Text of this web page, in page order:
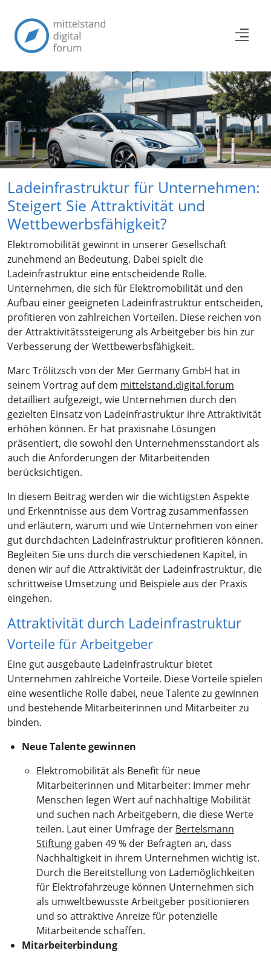
Ladeinfrastruktur für Unternehmen:
Steigert Sie Attraktivität und
Wettbewerbsfähigkeit?
Elektromobilität gewinnt in unserer Gesellschaft
zunehmend an Bedeutung. Dabei spielt die
Ladeinfrastruktur eine entscheidende Rolle.
Unternehmen, die sich für Elektromobilität und den
Aufbau einer geeigneten Ladeinfrastruktur entscheiden,
profitieren von zahlreichen Vorteilen. Diese reichen von
der Attraktivitätssteigerung als Arbeitgeber bis hin zur
Verbesserung der Wettbewerbsfähigkeit.
Marc Trölitzsch von der Mer Germany GmbH hat in
seinem Vortrag auf dem mittelstand.digital.forum
detailliert aufgezeigt, wie Unternehmen durch den
gezielten Einsatz von Ladeinfrastruktur ihre Attraktivität
erhöhen können. Er hat praxisnahe Lösungen
präsentiert, die sowohl den Unternehmensstandort als
auch die Anforderungen der Mitarbeitenden
berücksichtigen.
In diesem Beitrag werden wir die wichtigsten Aspekte
und Erkenntnisse aus dem Vortrag zusammenfassen
und erläutern, warum und wie Unternehmen von einer
gut durchdachten Ladeinfrastruktur profitieren können.
Begleiten Sie uns durch die verschiedenen Kapitel, in
denen wir auf die Attraktivität der Ladeinfrastruktur, die
schrittweise Umsetzung und Beispiele aus der Praxis
eingehen.
Attraktivität durch Ladeinfrastruktur
Vorteile für Arbeitgeber
Eine gut ausgebaute Ladeinfrastruktur bietet
Unternehmen zahlreiche Vorteile. Diese Vorteile spielen
eine wesentliche Rolle dabei, neue Talente zu gewinnen
und bestehende Mitarbeiterinnen und Mitarbeiter zu
binden.
Neue Talente gewinnen
Elektromobilität als Benefit für neue
Mitarbeiterinnen und Mitarbeiter: Immer mehr
Menschen legen Wert auf nachhaltige Mobilität
und suchen nach Arbeitgebern, die diese Werte
teilen. Laut einer Umfrage der Bertelsmann
Stiftung gaben 49 % der Befragten an, dass
Nachhaltigkeit in ihrem Unternehmen wichtig ist.
Durch die Bereitstellung von Lademöglichkeiten
für Elektrofahrzeuge können Unternehmen sich
als umweltbewusste Arbeitgeber positionieren
und so attraktive Anreize für potenzielle
Mitarbeitende schaffen.
Mitarbeiterbindung